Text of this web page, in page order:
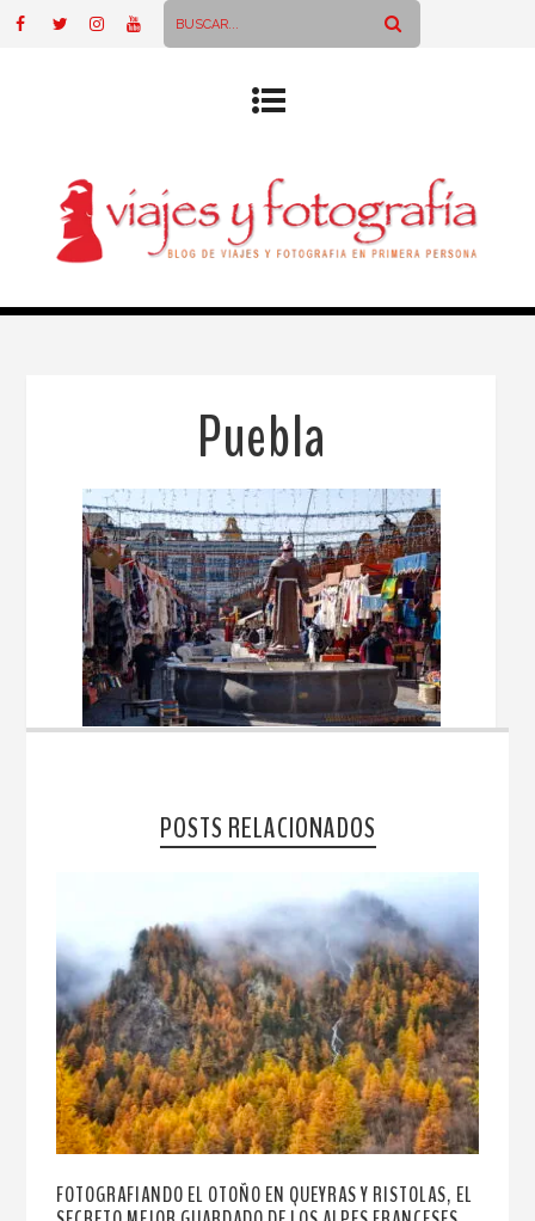
Puebla
POSTS RELACIONADOS
FOTOGRAFIANDO EL OTOÑO EN QUEYRAS Y RISTOLAS, EL